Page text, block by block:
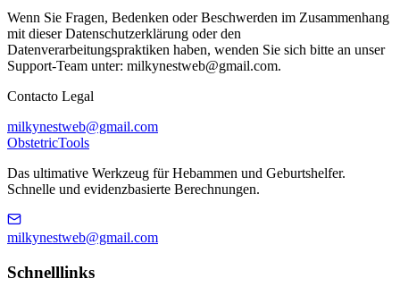
Wenn Sie Fragen, Bedenken oder Beschwerden im Zusammenhang
mit dieser Datenschutzerklärung oder den
Datenverarbeitungspraktiken haben, wenden Sie sich bitte an unser
Support-Team unter: milkynestweb@gmail.com.
Contacto Legal
milkynestweb@gmail.com
ObstetricTools
Das ultimative Werkzeug für Hebammen und Geburtshelfer.
Schnelle und evidenzbasierte Berechnungen.
milkynestweb@gmail.com
Schnelllinks